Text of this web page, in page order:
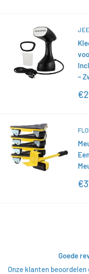
–
Goede
Onze klanten